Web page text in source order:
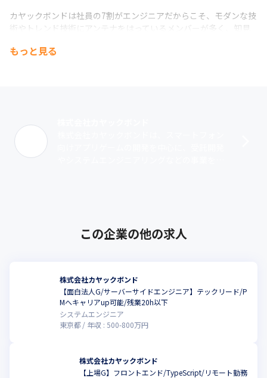
カヤックボンドは社員の7割がエンジニアだからこそ、モダンな技
術やトレンド技術にアンテナをはっているメンバーが多く、知見
ポートを得ながら前に進んでいくことができます（2024年10月時
もっと見る
この企業の他の求人
株式会社カヤックボンド
【面白法人G/サーバーサイドエンジニア】テックリード/P
Mへキャリアup可能/残業20h以下
システムエンジニア
東京都
年収 : 500-800万円
株式会社カヤックボンド
【上場G】フロントエンド/TypeScript/リモート勤務